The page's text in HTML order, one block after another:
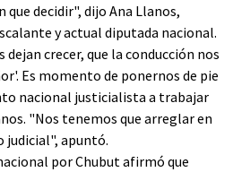
decidir", dijo Ana Llanos,
y actual diputada nacional.
dejan crecer, que la conducción nos
Es momento de ponernos de pie
nacional justicialista a trabajar
"Nos tenemos que arreglar en
judicial", apuntó.
por Chubut afirmó que